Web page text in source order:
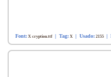
Font: X cryption.ttf | Tag: X | Usado: 2155 |